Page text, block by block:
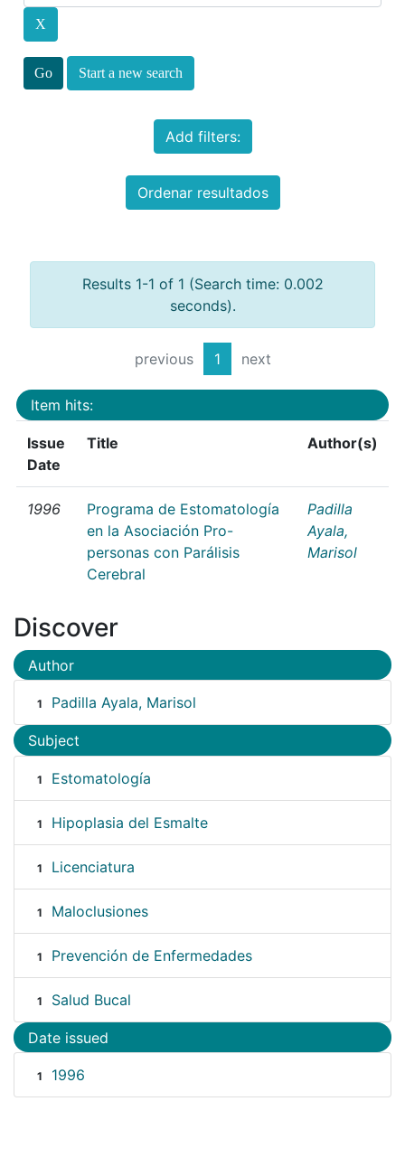
Start a new search
Add filters:
Ordenar resultados
Results 1-1 of 1 (Search time: 0.002
seconds).
previous 1 next
Item hits:
Issue
Date
Title Author(s)
1996
Programa de Estomatología
en la Asociación Pro-
personas con Parálisis
Cerebral
Padilla
Ayala,
Marisol
Discover
Author
1 Padilla Ayala, Marisol
Subject
1 Estomatología
1 Hipoplasia del Esmalte
1 Licenciatura
1 Maloclusiones
1 Prevención de Enfermedades
1 Salud Bucal
Date issued
1 1996